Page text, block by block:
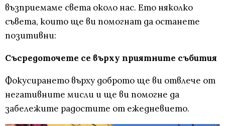
възприемаме света около нас. Ето няколко
съвета, които ще ви помогнат да останете
позитивни:
Съсредоточете се върху приятните събития
Фокусирането върху доброто ще ви отвлече от
негативните мисли и ще ви помогне да
забележите радостите от ежедневието.